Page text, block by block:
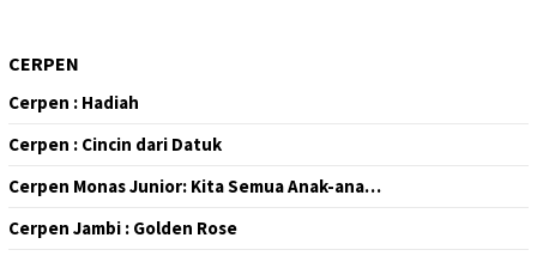
CERPEN
Cerpen : Hadiah
Cerpen : Cincin dari Datuk
Cerpen Monas Junior: Kita Semua Anak-ana…
Cerpen Jambi : Golden Rose